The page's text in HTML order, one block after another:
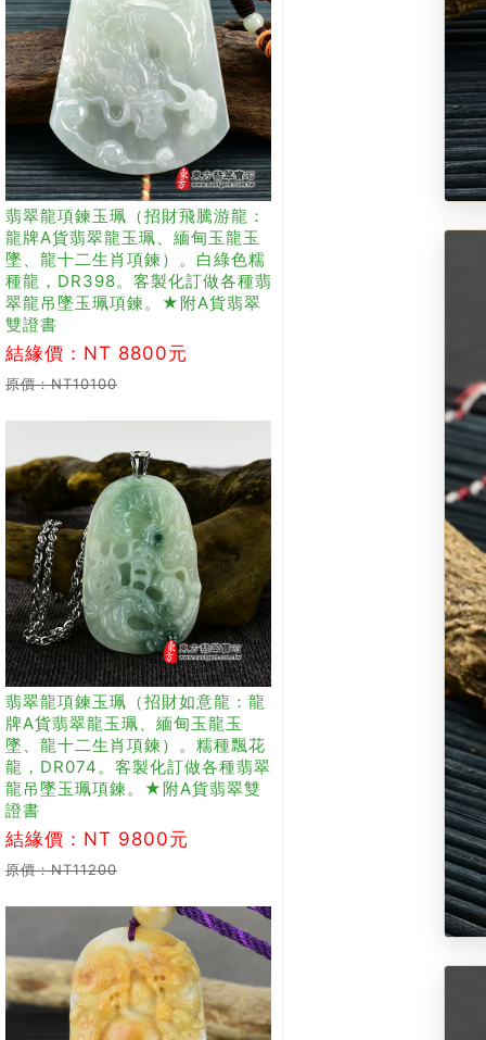
翡翠龍項鍊玉珮（招財飛騰游龍：
龍牌A貨翡翠龍玉珮、緬甸玉龍玉
墜、龍十二生肖項鍊）。白綠色糯
種龍，DR398。客製化訂做各種翡
翠龍吊墜玉珮項鍊。★附A貨翡翠
雙證書
結緣價：NT 8800元
原價：NT10100
翡翠龍項鍊玉珮（招財如意龍：龍
牌A貨翡翠龍玉珮、緬甸玉龍玉
墜、龍十二生肖項鍊）。糯種飄花
龍，DR074。客製化訂做各種翡翠
龍吊墜玉珮項鍊。★附A貨翡翠雙
證書
結緣價：NT 9800元
原價：NT11200